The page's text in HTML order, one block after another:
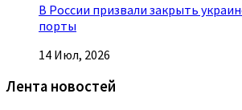
В России призвали закрыть
порты
14 Июл, 2026
Лента новостей